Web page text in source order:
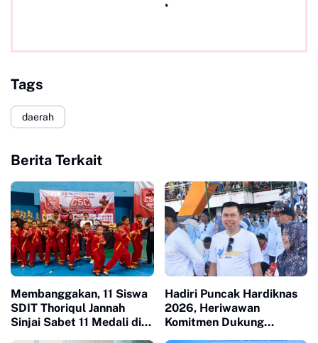
Tags
daerah
Berita Terkait
Membanggakan, 11 Siswa
SDIT Thoriqul Jannah
Sinjai Sabet 11 Medali di
Hadiri Puncak Hardiknas
2026, Heriwawan
Komitmen Dukung